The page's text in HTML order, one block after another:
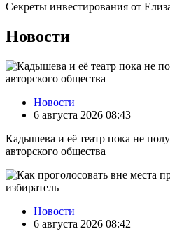
Секреты инвестирования от
Новости
Новости
6 августа 2026 08:43
Кадышева и её театр пока не
авторского общества
Новости
6 августа 2026 08:42